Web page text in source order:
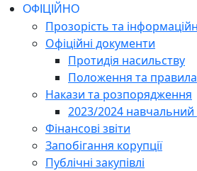
ОФІЦІЙНО
Прозорість та
Офіційні документи
Протидія насильству
Положення та правила
Накази та розпорядження
2023/2024 навчальний
Фінансові звіти
Запобігання корупції
Публічні закупівлі